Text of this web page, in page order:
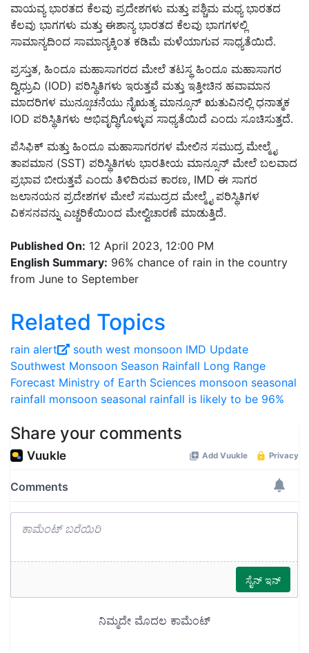
ವಾಯವ್ಯ ಭಾರತದ ಕೆಲವು ಪ್ರದೇಶಗಳು ಮತ್ತು ಪಶ್ಚಿಮ ಮಧ್ಯ ಭಾರತದ
ಕೆಲವು ಭಾಗಗಳು ಮತ್ತು ಈಶಾನ್ಯ ಭಾರತದ ಕೆಲವು ಭಾಗಗಳಲ್ಲಿ
ಸಾಮಾನ್ಯದಿಂದ ಸಾಮಾನ್ಯಕ್ಕಿಂತ ಕಡಿಮೆ ಮಳೆಯಾಗುವ ಸಾಧ್ಯತೆಯಿದೆ.
ಪ್ರಸ್ತುತ, ಹಿಂದೂ ಮಹಾಸಾಗರದ ಮೇಲೆ ತಟಸ್ಥ ಹಿಂದೂ ಮಹಾಸಾಗರ
ದ್ವಿಧ್ರುವಿ (IOD) ಪರಿಸ್ಥಿತಿಗಳು ಇರುತ್ತವೆ ಮತ್ತು ಇತ್ತೀಚಿನ ಹವಾಮಾನ
ಮಾದರಿಗಳ ಮುನ್ಸೂಚನೆಯು ನೈಋತ್ಯ ಮಾನ್ಸೂನ್ ಋತುವಿನಲ್ಲಿ ಧನಾತ್ಮಕ
IOD ಪರಿಸ್ಥಿತಿಗಳು ಅಭಿವೃದ್ಧಿಗೊಳ್ಳುವ ಸಾಧ್ಯತೆಯಿದೆ ಎಂದು ಸೂಚಿಸುತ್ತದೆ.
ಪೆಸಿಫಿಕ್ ಮತ್ತು ಹಿಂದೂ ಮಹಾಸಾಗರಗಳ ಮೇಲಿನ ಸಮುದ್ರ ಮೇಲ್ಮೈ
ತಾಪಮಾನ (SST) ಪರಿಸ್ಥಿತಿಗಳು ಭಾರತೀಯ ಮಾನ್ಸೂನ್ ಮೇಲೆ ಬಲವಾದ
ಪ್ರಭಾವ ಬೀರುತ್ತವೆ ಎಂದು ತಿಳಿದಿರುವ ಕಾರಣ, IMD ಈ ಸಾಗರ
ಜಲಾನಯನ ಪ್ರದೇಶಗಳ ಮೇಲೆ ಸಮುದ್ರದ ಮೇಲ್ಮೈ ಪರಿಸ್ಥಿತಿಗಳ
ವಿಕಸನವನ್ನು ಎಚ್ಚರಿಕೆಯಿಂದ ಮೇಲ್ವಿಚಾರಣೆ ಮಾಡುತ್ತಿದೆ.
Published On: 12 April 2023, 12:00 PM
English Summary: 96% chance of rain in the country
from June to September
Related Topics
rain alert south west monsoon IMD Update
Southwest Monsoon Season Rainfall Long Range
Forecast Ministry of Earth Sciences monsoon seasonal
rainfall monsoon seasonal rainfall is likely to be 96%
Share your comments